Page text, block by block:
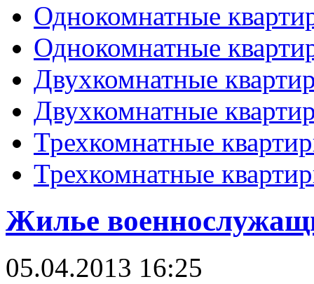
Однокомнатные
Однокомнатные
Двухкомнатные
Двухкомнатные
Трехкомнатные
Трехкомнатные
Жилье
05.04.2013 16:25